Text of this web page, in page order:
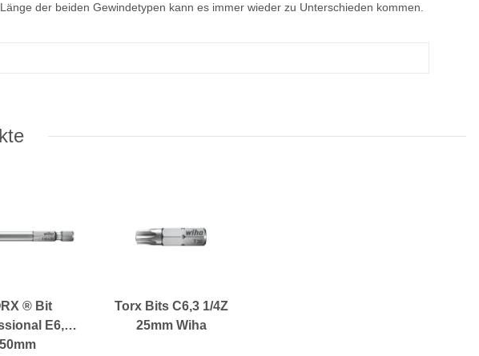
der beiden Gewindetypen kann es immer wieder zu Unterschieden kommen.
® Bit
E6,3
50mm
Torx Bits C6,3 1/4Z
25mm Wiha